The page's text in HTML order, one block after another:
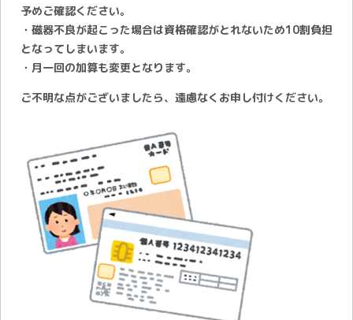
予めご確認ください。
・磁器不良が起こった場合は資格確認がとれないため10割負担
となってしまいます。
・月一回の加算も変更となります。
ご不明な点がございましたら、遠慮なくお申し付けください。